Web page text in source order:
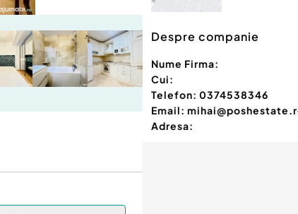
Despre companie
Nume Firma:
Cui:
Telefon: 0374538346
Email:
Adresa: